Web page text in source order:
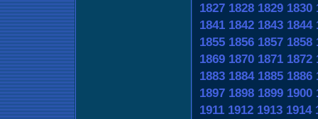
1827 1828 1829 1830
1841 1842 1843 1844
1855 1856 1857 1858
1869 1870 1871 1872
1883 1884 1885 1886
1897 1898 1899 1900
1911 1912 1913 1914